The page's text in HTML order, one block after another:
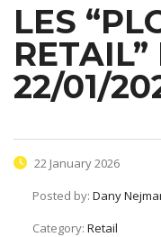
LES
RETAIL”
22/01/
22 January 2026
Posted by: Dany
Category: Retail